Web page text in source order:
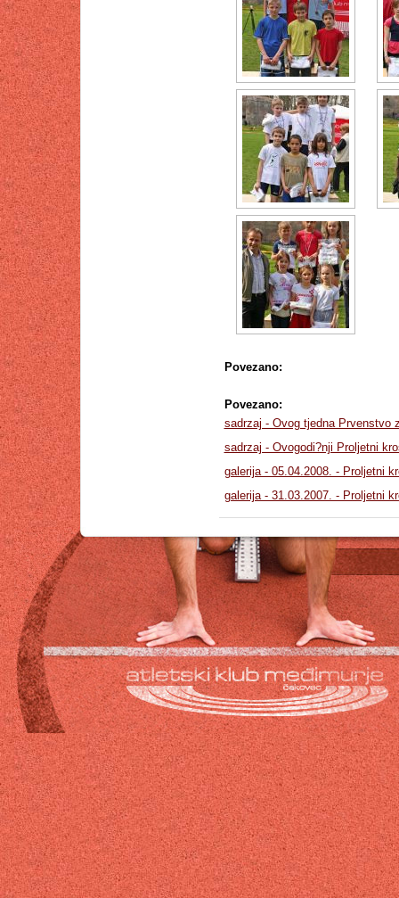
Povezano:
Povezano:
sadrzaj - Ovog tjedna Prvenstvo
sadrzaj - Ovogodi?nji Proljetni
galerija - 05.04.2008. - Proljetni
galerija - 31.03.2007. - Proljetni